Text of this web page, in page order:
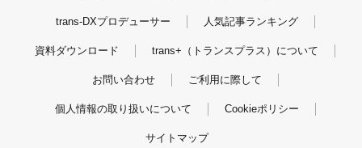
trans-DXプロデューサー 人気記事ランキング
資料ダウンロード trans+（トランスプラス）について
お問い合わせ ご利用に際して
個人情報の取り扱いについて Cookieポリシー
サイトマップ